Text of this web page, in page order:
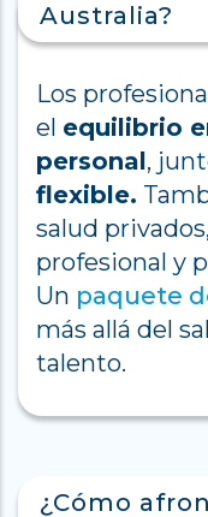
Australia?
Los
el equilibrio
personal,
flexible.
salud
profesional y
Un paquete
más allá del
talento.
¿Cómo